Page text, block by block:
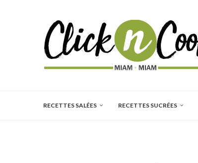
RECETTES SALÉES RECETTES SUCRÉES